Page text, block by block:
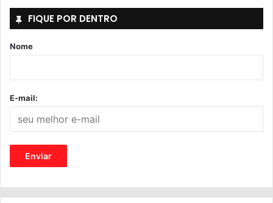
FIQUE POR DENTRO
Nome
E-mail: